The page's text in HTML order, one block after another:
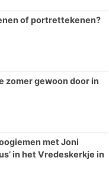
of portrettekenen?
zomer gewoon door in
met Joni
in het Vredeskerkje in